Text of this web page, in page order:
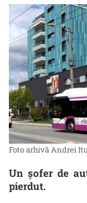
Foto arhivă Andrei
Un șofer de
pierdut.